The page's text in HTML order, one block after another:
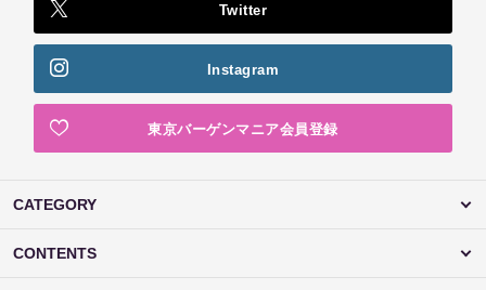
Twitter
Instagram
東京バーゲンマニア会員登録
CATEGORY
CONTENTS